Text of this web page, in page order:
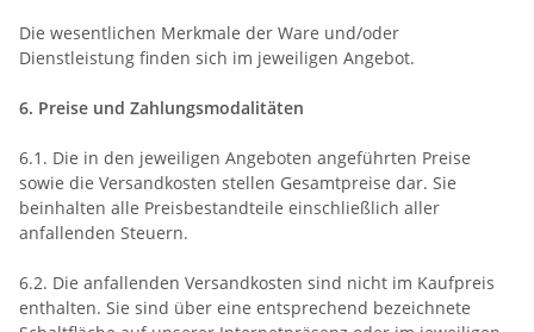
Die wesentlichen Merkmale der Ware und/oder
Dienstleistung finden sich im jeweiligen Angebot.
6. Preise und Zahlungsmodalitäten
6.1. Die in den jeweiligen Angeboten angeführten Preise
sowie die Versandkosten stellen Gesamtpreise dar. Sie
beinhalten alle Preisbestandteile einschließlich aller
anfallenden Steuern.
6.2. Die anfallenden Versandkosten sind nicht im Kaufpreis
enthalten. Sie sind über eine entsprechend bezeichnete